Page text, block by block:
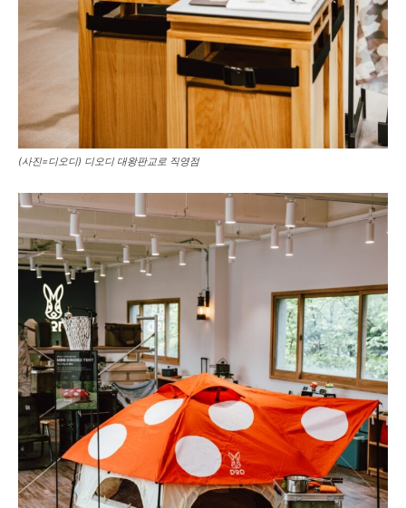
(사진=디오디) 디오디 대왕판교로 직영점